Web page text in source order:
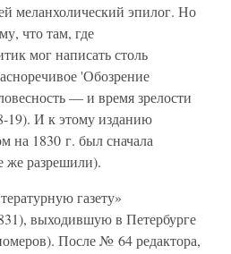
меланхолический эпилог. Но
что там, где
мог написать столь
'Обозрение
— и время зрелости
19). И к этому изданию
на 1830 г. был сначала
же разрешили).
газету»
выходившую в Петербурге
После № 64 редактора,